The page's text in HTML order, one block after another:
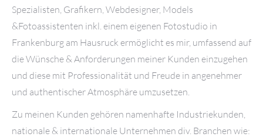
Spezialisten, Grafikern, Webdesigner, Models
&Fotoassistenten inkl. einem eigenen Fotostudio in
Frankenburg am Hausruck ermöglicht es mir, umfassend auf
die Wünsche & Anforderungen meiner Kunden einzugehen
und diese mit Professionalität und Freude in angenehmer
und authentischer Atmosphäre umzusetzen.
Zu meinen Kunden gehören namenhafte Industriekunden,
nationale & internationale Unternehmen div. Branchen wie: